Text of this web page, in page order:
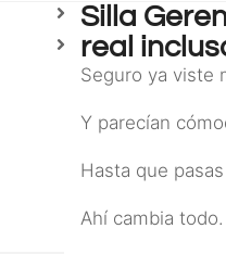
Silla
real
Seguro ya viste
Y parecían
Hasta que
Ahí cambia todo.